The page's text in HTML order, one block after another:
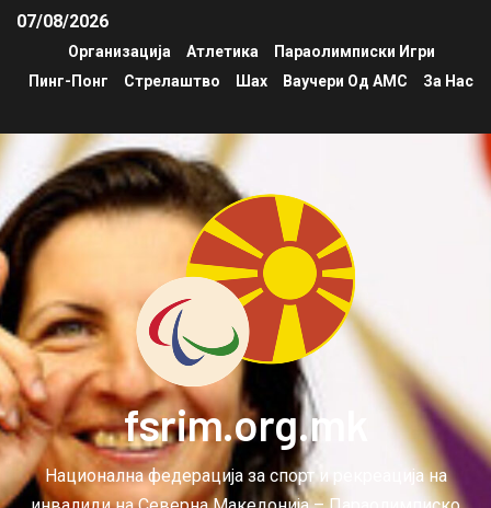
07/08/2026
Организација Атлетика
Параолимписки Игри
Пинг-Понг
Стрелаштво Шах Ваучери Од АМС За Нас
fsrim.org.mk
Национална федерација за спорт и рекреација на